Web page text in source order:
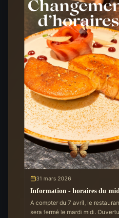
31 mars 2026
Information - horaires du
A compter du 7 avril, le
sera fermé le mardi midi. Ouverture